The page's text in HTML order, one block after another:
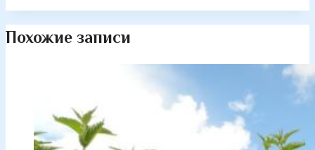
Похожие записи